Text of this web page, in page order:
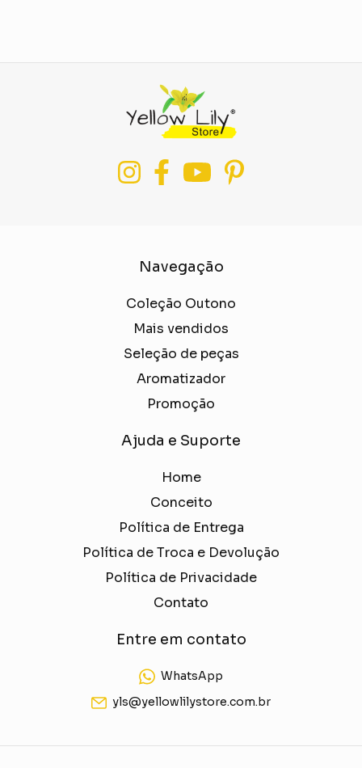
Navegação
Coleção Outono
Mais vendidos
Seleção de peças
Aromatizador
Promoção
Ajuda e Suporte
Home
Conceito
Política de Entrega
Política de Troca e Devolução
Política de Privacidade
Contato
Entre em contato
WhatsApp
yls@yellowlilystore.com.br